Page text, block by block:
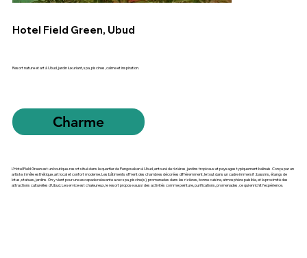
Hotel Field Green, Ubud
Resort nature et art à Ubud, jardin luxuriant, spa, piscines, calme et inspiration.
Charme
L'Hotel Field Green est un boutique-resort situé dans le quartier de Pengosekan à Ubud, entouré de rizières, jardins tropicaux et paysages typiquement balinais. Conçu par un
artiste, il mêle esthétique, art local et confort moderne. Les bâtiments offrent des chambres décorées différemment, le tout dans un cadre immersif : bassins, étangs de
lotus, statues, jardins. On y vient pour une escapade relaxante avec spa, piscine(s), promenades dans les rizières, bonne cuisine, atmosphère paisible, et la proximité des
attractions culturelles d’Ubud. Le service est chaleureux, le resort propose aussi des activités comme peinture, purifications, promenades, ce qui enrichit l’expérience.